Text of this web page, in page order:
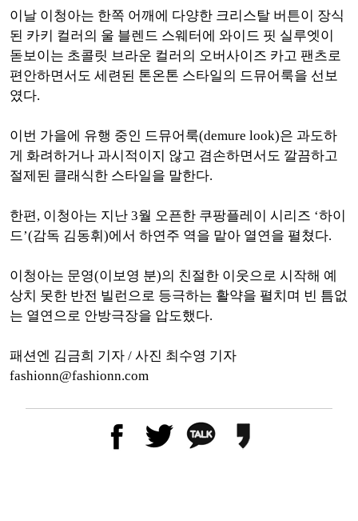
이날 이청아는 한쪽 어깨에 다양한 크리스탈 버튼이 장식
된 카키 컬러의 울 블렌드 스웨터에 와이드 핏 실루엣이
돋보이는 초콜릿 브라운 컬러의 오버사이즈 카고 팬츠로
편안하면서도 세련된 톤온톤 스타일의 드뮤어룩을 선보
였다.
이번 가을에 유행 중인 드뮤어룩(demure look)은 과도하
게 화려하거나 과시적이지 않고 겸손하면서도 깔끔하고
절제된 클래식한 스타일을 말한다.
한편, 이청아는 지난 3월 오픈한 쿠팡플레이 시리즈 ‘하이
드’(감독 김동휘)에서 하연주 역을 맡아 열연을 펼쳤다.
이청아는 문영(이보영 분)의 친절한 이웃으로 시작해 예
상치 못한 반전 빌런으로 등극하는 활약을 펼치며 빈 틈없
는 열연으로 안방극장을 압도했다.
패션엔 김금희 기자 / 사진 최수영 기자
fashionn@fashionn.com